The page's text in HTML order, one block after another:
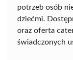
potrzeb osób
dziećmi.
oraz oferta
świadczonych